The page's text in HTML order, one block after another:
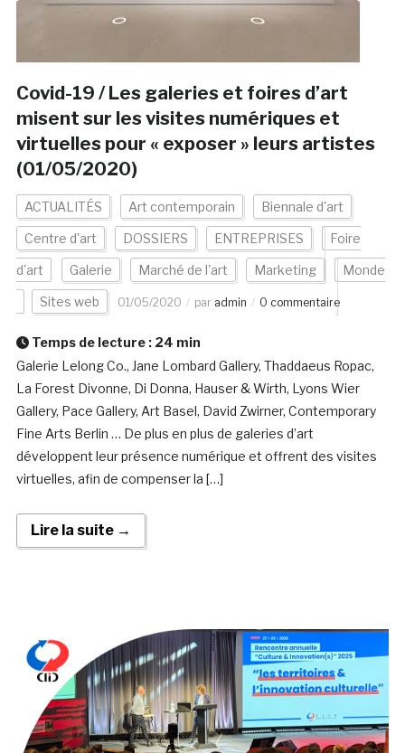
Covid-19 / Les galeries et foires d’art
misent sur les visites numériques et
virtuelles pour « exposer » leurs artistes
(01/05/2020)
ACTUALITÉS Art contemporain Biennale d'art
Centre d'art DOSSIERS ENTREPRISES Foire
d'art Galerie Marché de l'art Marketing Monde
Sites web 01/05/2020 par admin 0 commentaire
Temps de lecture : 24 min
Galerie Lelong Co., Jane Lombard Gallery, Thaddaeus Ropac,
La Forest Divonne, Di Donna, Hauser & Wirth, Lyons Wier
Gallery, Pace Gallery, Art Basel, David Zwirner, Contemporary
Fine Arts Berlin … De plus en plus de galeries d’art
développent leur présence numérique et offrent des visites
virtuelles, afin de compenser la […]
Lire la suite →